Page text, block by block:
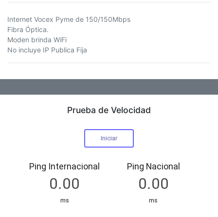
Internet Vocex Pyme de 150/150Mbps
Fibra Óptica.
Moden brinda WiFi
No incluye IP Publica Fija
Prueba de Velocidad